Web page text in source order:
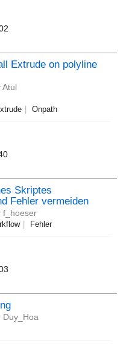
Extrude on polyline
Atul
Onpath
Skriptes
Fehler vermeiden
f_hoeser
Fehler
Duy_Hoa